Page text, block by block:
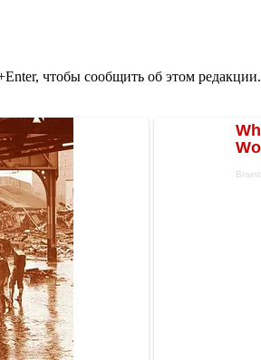
чтобы сообщить об этом редакции.